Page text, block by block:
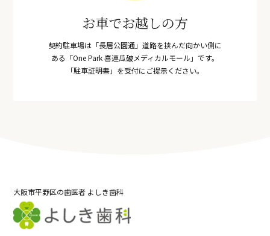
お車でお越しの方
契約駐車場は「長居公園通」道路を挟んだ向かい側に
ある「One Park 喜連瓜破メディカルモール」です。
「駐車証明書」を受付にご提示ください。
大阪市平野区の歯医者 よしき歯科